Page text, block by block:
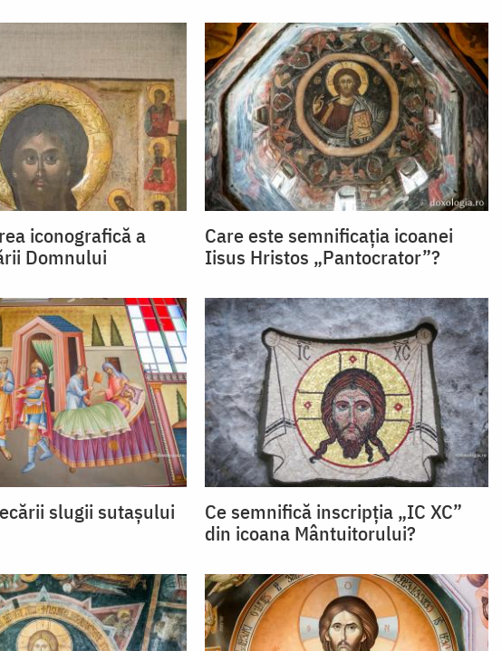
iconografică a
Domnului
Care este semnificația icoanei
Iisus Hristos „Pantocrator”?
slugii sutașului
Ce semnifică inscripția „IC XC”
din icoana Mântuitorului?